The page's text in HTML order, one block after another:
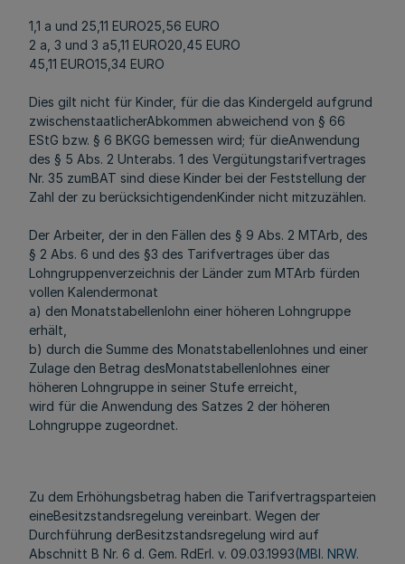
1,1 a und 25,11 EURO25,56 EURO
2 a, 3 und 3 a5,11 EURO20,45 EURO
45,11 EURO15,34 EURO
Dies gilt nicht für Kinder, für die das Kindergeld aufgrund
zwischenstaatlicherAbkommen abweichend von § 66
EStG bzw. § 6 BKGG bemessen wird; für dieAnwendung
des § 5 Abs. 2 Unterabs. 1 des Vergütungstarifvertrages
Nr. 35 zumBAT sind diese Kinder bei der Feststellung der
Zahl der zu berücksichtigendenKinder nicht mitzuzählen.
Der Arbeiter, der in den Fällen des § 9 Abs. 2 MTArb, des
§ 2 Abs. 6 und des §3 des Tarifvertrages über das
Lohngruppenverzeichnis der Länder zum MTArb fürden
vollen Kalendermonat
a) den Monatstabellenlohn einer höheren Lohngruppe
erhält,
b) durch die Summe des Monatstabellenlohnes und einer
Zulage den Betrag desMonatstabellenlohnes einer
höheren Lohngruppe in seiner Stufe erreicht,
wird für die Anwendung des Satzes 2 der höheren
Lohngruppe zugeordnet.
Zu dem Erhöhungsbetrag haben die Tarifvertragsparteien
eineBesitzstandsregelung vereinbart. Wegen der
Durchführung derBesitzstandsregelung wird auf
Abschnitt B Nr. 6 d. Gem. RdErl. v. 09.03.1993(MBl. NRW.